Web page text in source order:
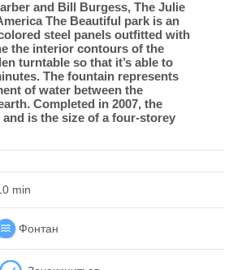
and Bill Burgess, The Julie
The Beautiful park is an
steel panels outfitted with
the interior contours of the
turntable so that it’s able to
The fountain represents
of water between the
Completed in 2007, the
is the size of a four-storey
min
Фонтан